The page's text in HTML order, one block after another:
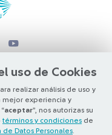
uso de Cookies
realizar análisis de uso y
mejor experiencia y
aceptar”, nos autorizas su
términos y condiciones de
Datos Personales
2026